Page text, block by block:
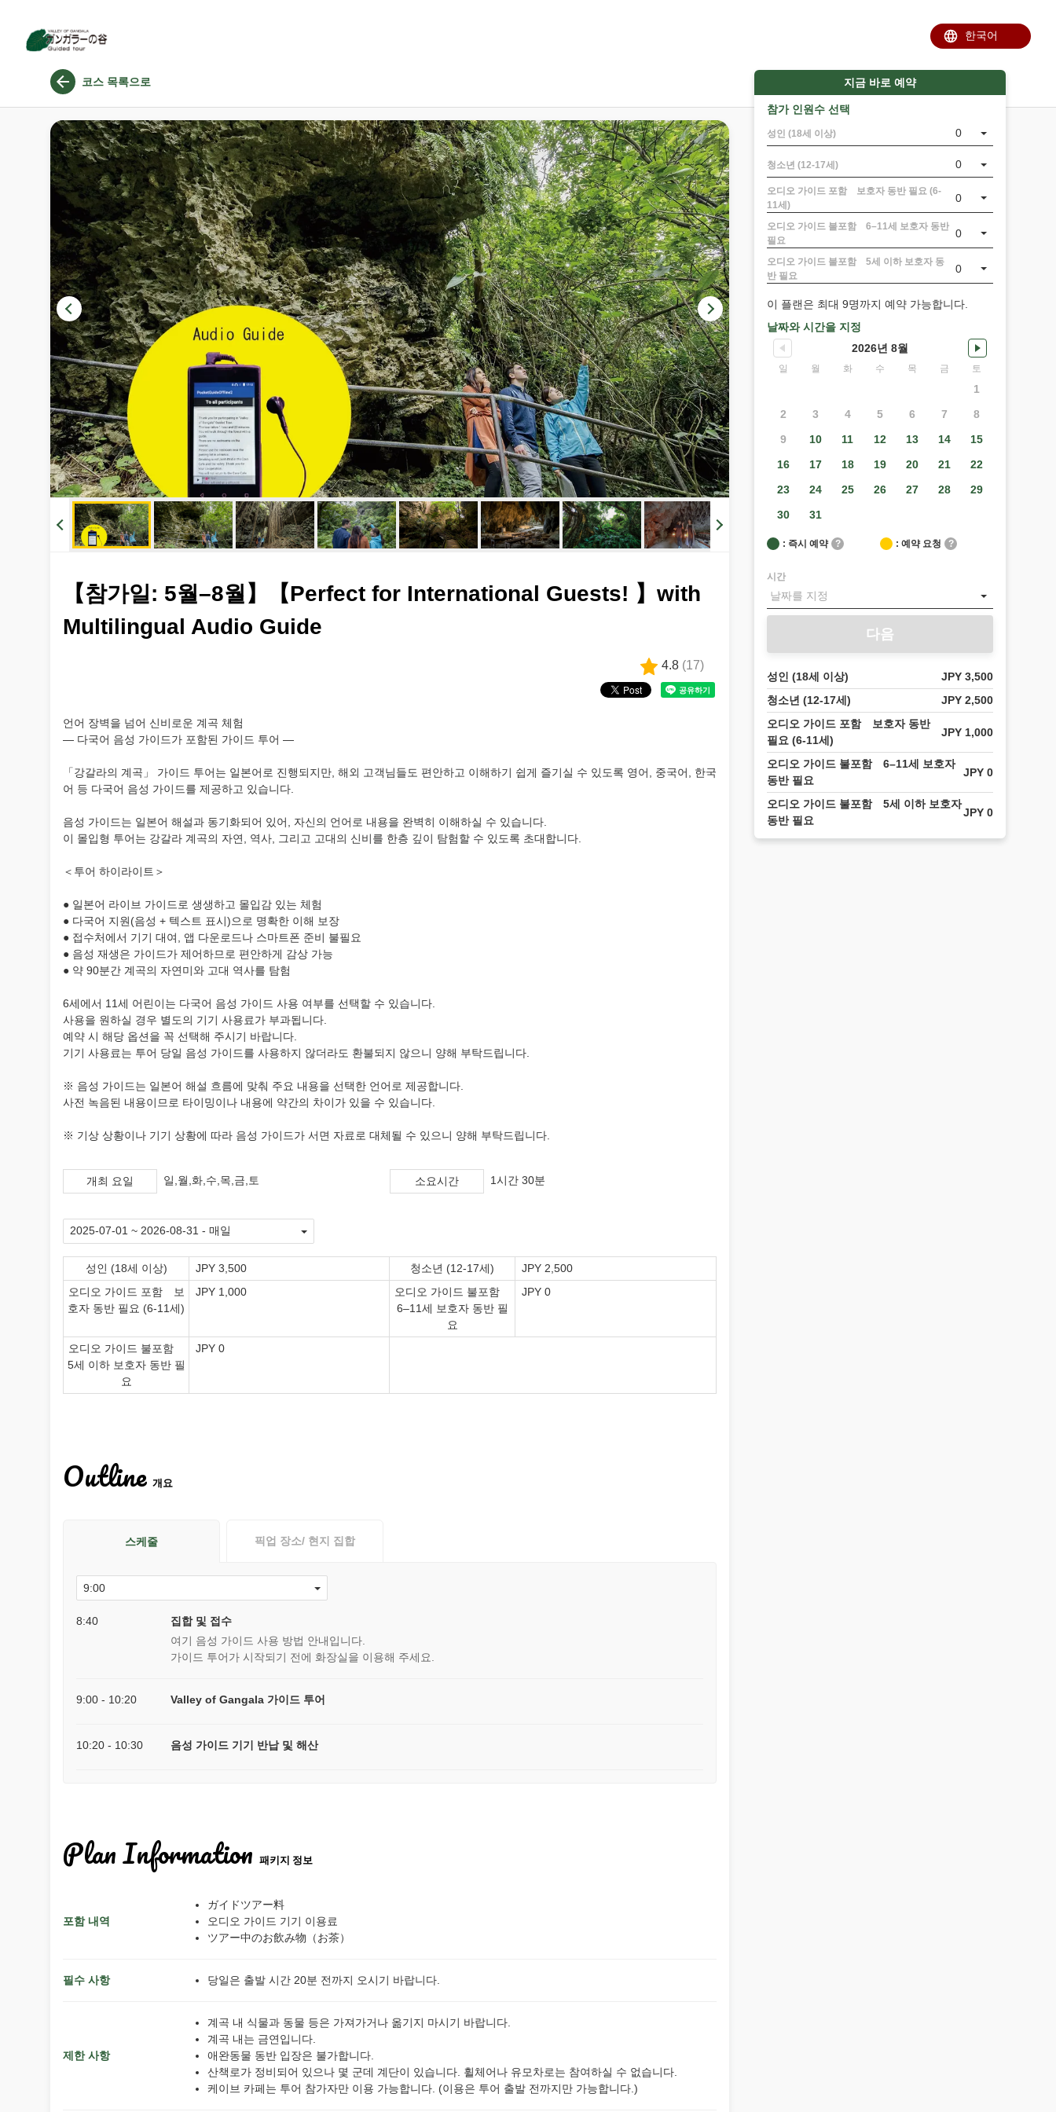
코스 목록으로
【참가일: 5월–8월】【Perfect for International Guests! 】with
Multilingual Audio Guide
4.8 (17)
언어 장벽을 넘어 신비로운 계곡 체험
— 다국어 음성 가이드가 포함된 가이드 투어 —
「강갈라의 계곡」 가이드 투어는 일본어로 진행되지만, 해외 고객님들도 편안하고 이해하기 쉽게 즐기실 수 있도록 영어, 중국어, 한국
어 등 다국어 음성 가이드를 제공하고 있습니다.
음성 가이드는 일본어 해설과 동기화되어 있어, 자신의 언어로 내용을 완벽히 이해하실 수 있습니다.
이 몰입형 투어는 강갈라 계곡의 자연, 역사, 그리고 고대의 신비를 한층 깊이 탐험할 수 있도록 초대합니다.
＜투어 하이라이트＞
● 일본어 라이브 가이드로 생생하고 몰입감 있는 체험
● 다국어 지원(음성 + 텍스트 표시)으로 명확한 이해 보장
● 접수처에서 기기 대여, 앱 다운로드나 스마트폰 준비 불필요
● 음성 재생은 가이드가 제어하므로 편안하게 감상 가능
● 약 90분간 계곡의 자연미와 고대 역사를 탐험
6세에서 11세 어린이는 다국어 음성 가이드 사용 여부를 선택할 수 있습니다.
사용을 원하실 경우 별도의 기기 사용료가 부과됩니다.
예약 시 해당 옵션을 꼭 선택해 주시기 바랍니다.
기기 사용료는 투어 당일 음성 가이드를 사용하지 않더라도 환불되지 않으니 양해 부탁드립니다.
※ 음성 가이드는 일본어 해설 흐름에 맞춰 주요 내용을 선택한 언어로 제공합니다.
사전 녹음된 내용이므로 타이밍이나 내용에 약간의 차이가 있을 수 있습니다.
※ 기상 상황이나 기기 상황에 따라 음성 가이드가 서면 자료로 대체될 수 있으니 양해 부탁드립니다.
개최 요일 일,월,화,수,목,금,토 소요시간 1시간 30분
성인 (18세 이상) JPY 3,500 청소년 (12-17세)
JPY 2,500
오디오 가이드 포함 보
호자 동반 필요 (6-11세)
JPY 1,000
오디오 가이드 불포함
6–11세 보호자 동반 필
요
JPY 0
오디오 가이드 불포함
5세 이하 보호자 동반 필
요
JPY 0
Outline 개요
스케줄 픽업 장소/ 현지 집합
8:40
집합 및 접수
여기 음성 가이드 사용 방법 안내입니다.
가이드 투어가 시작되기 전에 화장실을 이용해 주세요.
9:00 - 10:20 Valley of Gangala 가이드 투어
10:20 - 10:30 음성 가이드 기기 반납 및 해산
Plan Information 패키지 정보
포함 내역
ガイドツアー料
오디오 가이드 기기 이용료
ツアー中のお飲み物（お茶）
필수 사항 당일은 출발 시간 20분 전까지 오시기 바랍니다.
제한 사항
계곡 내 식물과 동물 등은 가져가거나 옮기지 마시기 바랍니다.
계곡 내는 금연입니다.
애완동물 동반 입장은 불가합니다.
산책로가 정비되어 있으나 몇 군데 계단이 있습니다. 휠체어나 유모차로는 참여하실 수 없습니다.
케이브 카페는 투어 참가자만 이용 가능합니다. (이용은 투어 출발 전까지만 가능합니다.)
지금 바로 예약
참가 인원수 선택
성인 (18세 이상) 0
청소년 (12-17세) 0
오디오 가이드 포함 보호자 동반 필요 (6-
11세)
0
오디오 가이드 불포함 6–11세 보호자 동반
필요
0
오디오 가이드 불포함 5세 이하 보호자 동
반 필요
0
이 플랜은 최대 9명까지 예약 가능합니다.
날짜와 시간을 지정
2026년 8월
일 월 화 수 목 금 토
1
2
3 4 5 6 7
8
9
10 11 12 13 14
15
16
17 18 19 20 21
22
23
24 25 26 27 28
29
30
31
: 즉시 예약 ? : 예약 요청 ?
시간
다음
성인 (18세 이상)
JPY 3,500
청소년 (12-17세)
JPY 2,500
오디오 가이드 포함 보호자 동반
필요 (6-11세)
JPY 1,000
오디오 가이드 불포함 6–11세 보호자
동반 필요
JPY 0
오디오 가이드 불포함 5세 이하 보호자
동반 필요
JPY 0